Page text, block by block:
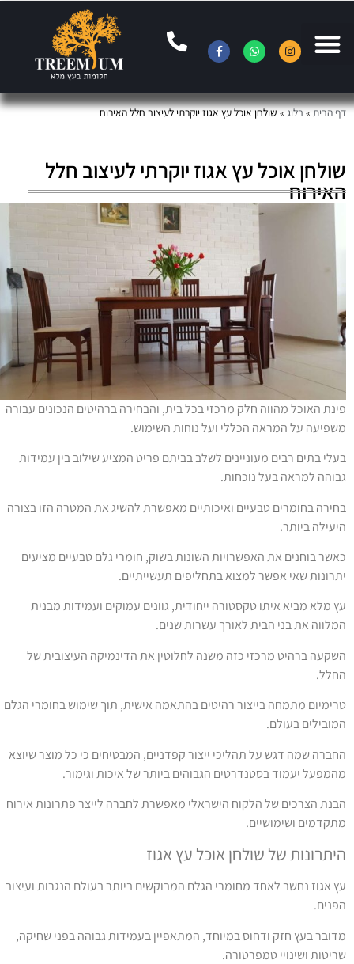
הבית»בלוג»שולחן אוכל עץ אגוז יוקרתי לעיצוב חלל האירוח
אוכל עץ אגוז יוקרתי לעיצוב חלל
האוכל מהווה חלק מרכזי בכל בית, והבחירה ברהיטים הנכונים עבורה
על המראה הכללי ועל נוחות השימוש.
בתים רבים מעוניינים לשלב בביתם פריט המציע שילוב בין עמידות
למראה בעל נוכחות.
בחומרים טבעיים ואיכותיים מאפשרת להשיג את המטרה הזו בצורה
ביותר.
בוחנים את האפשרויות השונות בשוק, חומרי גלם טבעיים מציעים
שאי אפשר למצוא בתחליפים תעשייתיים.
מלא מביא איתו טקסטורה ייחודית, גוונים עמוקים ועמידות מבנית
את בני הבית לאורך עשרות שנים.
ברהיט מרכזי כזה משנה לחלוטין את הדינמיקה העיצובית של
מתמחה בייצור רהיטים בהתאמה אישית, תוך שימוש בחומרי הגלם
בעולם.
שמה דגש על תהליכי ייצור קפדניים, המבטיחים כי כל מוצר שיוצא
יעמוד בסטנדרטים הגבוהים ביותר של איכות וגימור.
הצרכים של הלקוח הישראלי מאפשרת לחברה לייצר פתרונות אירוח
ושימושיים.
של שולחן אוכל עץ אגוז
אגוז נחשב לאחד מחומרי הגלם המבוקשים ביותר בעולם הנגרות ועיצוב
בעץ חזק ודחוס במיוחד, המתאפיין בעמידות גבוהה בפני שחיקה,
ושינויי טמפרטורה.